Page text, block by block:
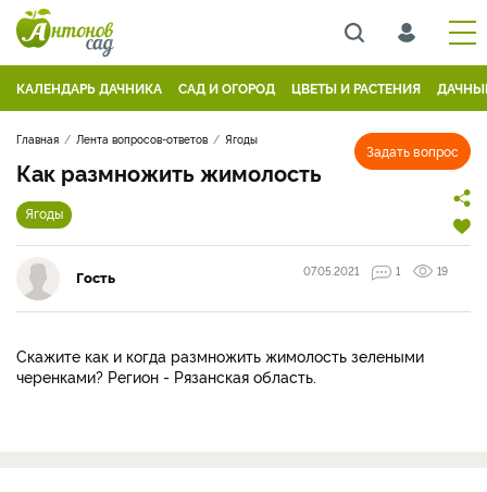
КАЛЕНДАРЬ ДАЧНИКА САД И ОГОРОД ЦВЕТЫ И РАСТЕНИЯ
Задать вопрос
Главная Лента вопросов-ответов Ягоды
Как размножить жимолость
Ягоды
Гость 07.05.2021 1 19
Скажите как и когда размножить жимолость зелеными
черенками? Регион - Рязанская область.